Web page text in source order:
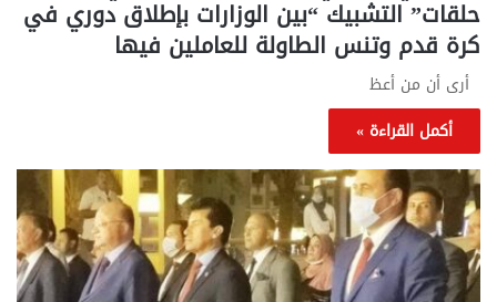
حلقات” التشبيك “بين الوزارات بإطلاق دوري في
كرة قدم وتنس الطاولة للعاملين فيها
أرى أن من أعظ
أكمل القراءة »